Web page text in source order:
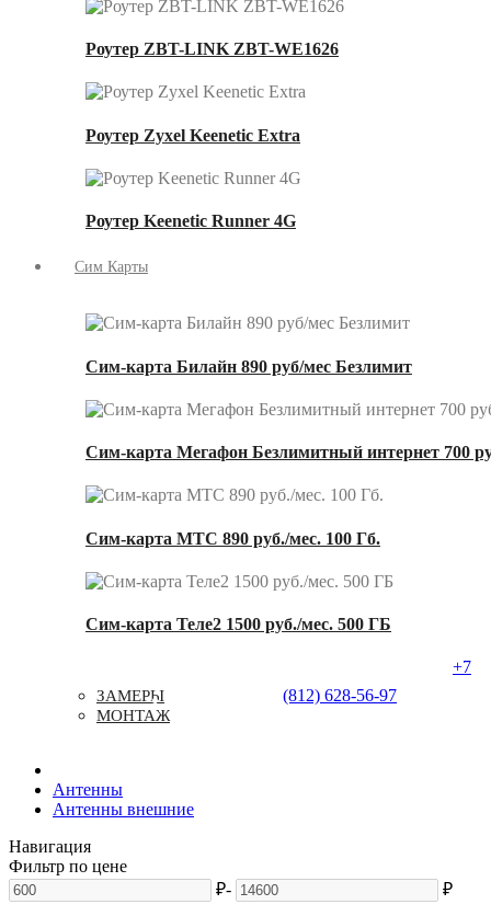
Роутер ZBT-LINK ZBT-WE1626
Роутер Zyxel Keenetic Extra
Роутер Keenetic Runner 4G
Сим Карты
Сим-карта Билайн 890 руб/мес Безлимит
Сим-карта Мегафон Безлимитный интернет 700
Сим-карта МТС 890 руб./мес. 100 Гб.
Сим-карта Теле2 1500 руб./мес. 500 ГБ
ЗАМЕРЫ
МОНТАЖ
+7
(812) 628-56-97
Антенны
Антенны внешние
Навигация
Фильтр по цене
₽- ₽